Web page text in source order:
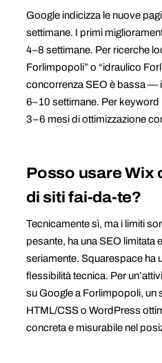
Google indicizza le nuove
settimane. I primi
4–8 settimane. Per ricerche
Forlimpopoli” o “idraulico
concorrenza SEO è bassa —
6–10 settimane. Per
3–6 mesi di ottimizzazione
Posso usare Wix
di siti fai-da-te?
Tecnicamente sì, ma i limiti
pesante, ha una SEO limitata
seriamente. Squarespace ha
flessibilità tecnica. Per
su Google a Forlimpopoli, un
HTML/CSS o WordPress
concreta e misurabile nel